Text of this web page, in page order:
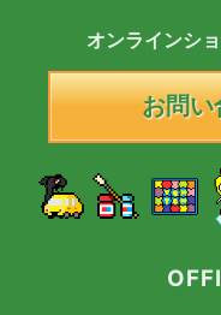
オンラインシ
お問い